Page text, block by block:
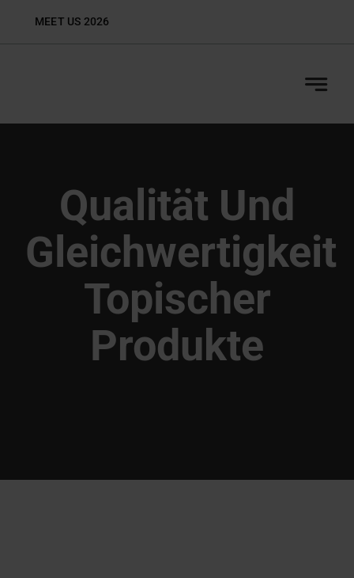
MEET US 2026
Qualität Und
Gleichwertigkeit
Topischer
Produkte